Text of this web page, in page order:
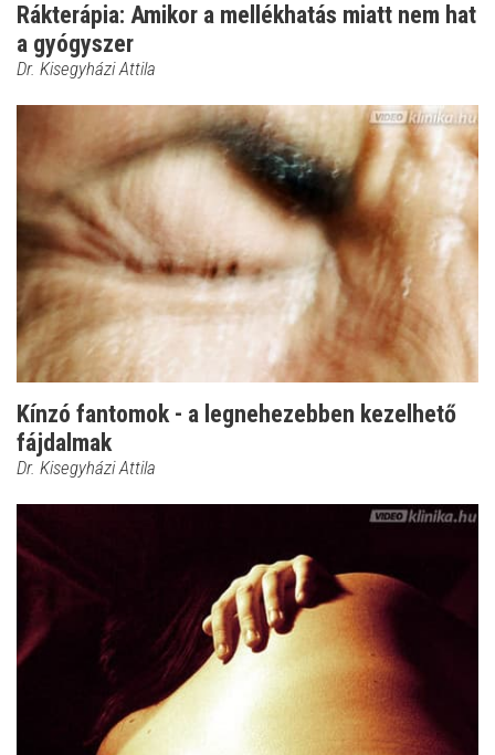
Rákterápia: Amikor a mellékhatás miatt nem hat
a gyógyszer
Dr. Kisegyházi Attila
Kínzó fantomok - a legnehezebben kezelhető
fájdalmak
Dr. Kisegyházi Attila